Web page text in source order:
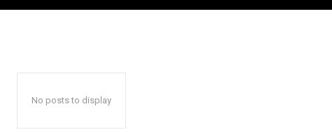
No posts to display